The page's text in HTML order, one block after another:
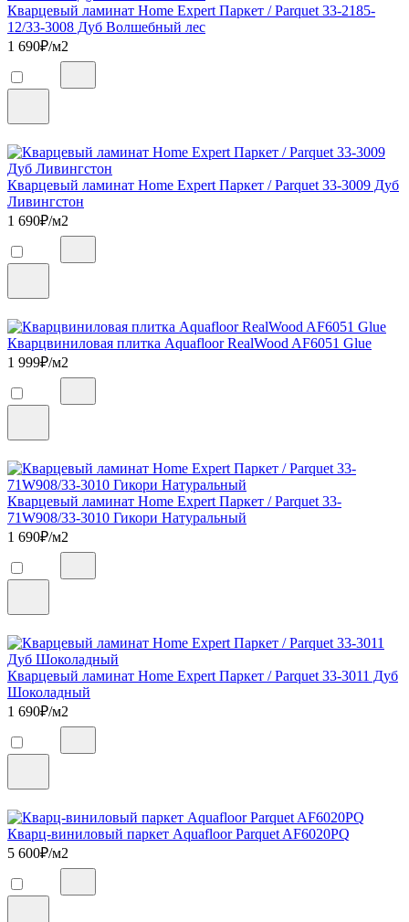
Кварцевый ламинат Home Expert Паркет / Parquet 33-2185-
12/33-3008 Дуб Волшебный лес
1 690₽/м2
Кварцевый ламинат Home Expert Паркет / Parquet 33-3009 Дуб
Ливингстон
1 690₽/м2
Кварцвиниловая плитка Aquafloor RealWood AF6051 Glue
1 999₽/м2
Кварцевый ламинат Home Expert Паркет / Parquet 33-
71W908/33-3010 Гикори Натуральный
1 690₽/м2
Кварцевый ламинат Home Expert Паркет / Parquet 33-3011 Дуб
Шоколадный
1 690₽/м2
Кварц-виниловый паркет Aquafloor Parquet AF6020PQ
5 600₽/м2